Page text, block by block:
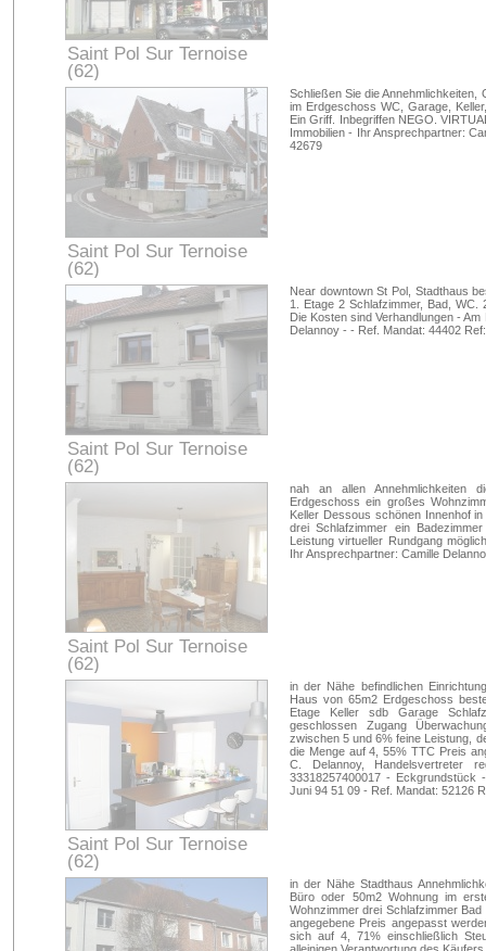
Saint Pol Sur Ternoise
(62)
Pas-de-Calais
Saint Pol Sur Ternoise
(62)
Pas-de-Calais
Schließen Sie die
im Erdgeschoss WC, Garage,
Ein Griff. Inbegriffen NEGO.
Immobilien - Ihr Ansprechpartner:
42679
Saint Pol Sur Ternoise
(62)
Pas-de-Calais
Near downtown St Pol, Stadthaus
1. Etage 2 Schlafzimmer, Bad,
Die Kosten sind Verhandlungen -
Delannoy - - Ref. Mandat: 44402
Saint Pol Sur Ternoise
(62)
Pas-de-Calais
nah an allen Annehmlichkeiten
Erdgeschoss ein großes
Keller Dessous schönen Innenhof
drei Schlafzimmer ein
Leistung virtueller Rundgang
Ihr Ansprechpartner: Camille
Saint Pol Sur Ternoise
(62)
Pas-de-Calais
in der Nähe befindlichen
Haus von 65m2 Erdgeschoss
Etage Keller sdb Garage
geschlossen Zugang
zwischen 5 und 6% feine Leistung,
die Menge auf 4, 55% TTC Preis
C. Delannoy, Handelsvertreter
33318257400017 - Eckgrundstück
Juni 94 51 09 - Ref. Mandat: 52126
in der Nähe Stadthaus
Büro oder 50m2 Wohnung im
Wohnzimmer drei Schlafzimmer
angegebene Preis angepasst
sich auf 4, 71% einschließlich